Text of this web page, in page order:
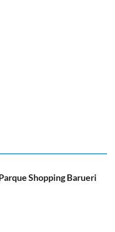
Shopping Barueri